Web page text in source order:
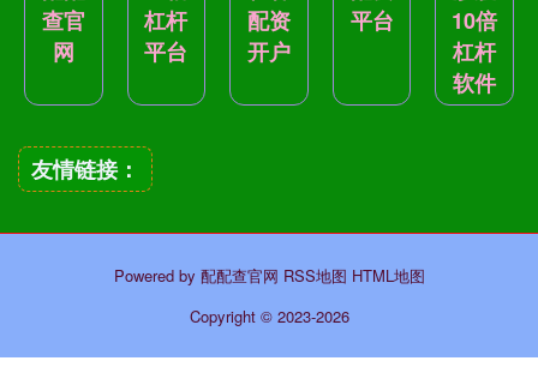
查官
网
杠杆
平台
配资
开户
平台
10倍
杠杆
软件
友情链接：
Powered by 配配查官网 RSS地图 HTML地图
Copyright © 2023-2026